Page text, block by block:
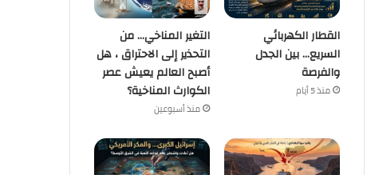
القطار الكهربائي
السريع… بين الجدل
والفرصة
منذ 5 أيام
التغير المناخي… من
التحذير إلى الاحتراق ، هل
أصبح العالم يعيش عصر
الكوارث المناخية؟
منذ أسبوعين